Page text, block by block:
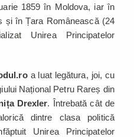
1859 în Moldova, iar în
și în Țara Românească (24
Unirea Principatelor
a luat legătura, joi, cu
Național Petru Rareș din
Drexler. Întrebată cât de
dintre clasa politică
Unirea Principatelor